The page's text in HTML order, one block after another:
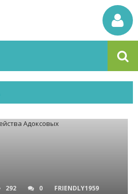
292 0 FRIENDLY1959